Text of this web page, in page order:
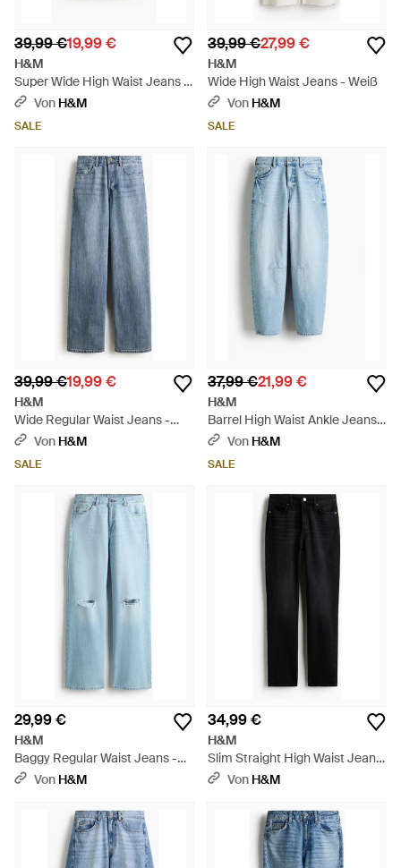
39,99 €19,99 €
H&M
Super Wide High Waist Jeans -
BlauVon H&M
SALE
39,99 €27,99 €
H&M
Wide High Waist Jeans - Weiß
Von H&M
SALE
39,99 €19,99 €
H&M
Wide Regular Waist Jeans -
BlauVon H&M
SALE
37,99 €21,99 €
H&M
Barrel High Waist Ankle Jeans -
BlauVon H&M
SALE
29,99 €
H&M
Baggy Regular Waist Jeans -
BlauVon H&M
34,99 €
H&M
Slim Straight High Waist Jeans
- Schwarz
Von H&M